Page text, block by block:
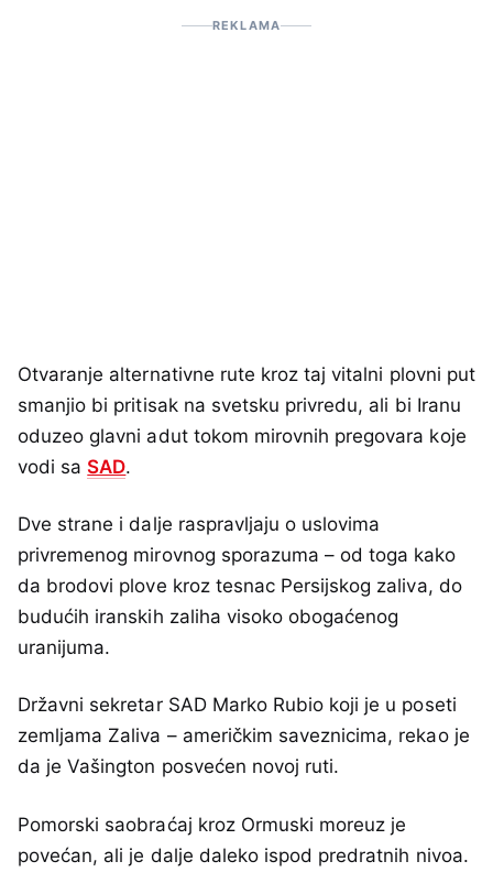
REKLAMA
Otvaranje alternativne rute kroz taj vitalni plovni put
smanjio bi pritisak na svetsku privredu, ali bi Iranu
oduzeo glavni adut tokom mirovnih pregovara koje
vodi saSAD.
Dve strane i dalje raspravljaju o uslovima
privremenog mirovnog sporazuma – od toga kako
da brodovi plove kroz tesnac Persijskog zaliva, do
budućih iranskih zaliha visoko obogaćenog
uranijuma.
Državni sekretar SAD Marko Rubio koji je u poseti
zemljama Zaliva – američkim saveznicima, rekao je
da je Vašington posvećen novoj ruti.
Pomorski saobraćaj kroz Ormuski moreuz je
povećan, ali je dalje daleko ispod predratnih nivoa.